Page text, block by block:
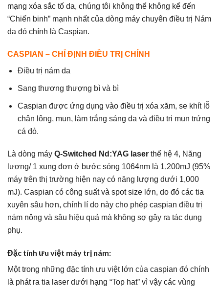
mạng xóa sắc tố da, chúng tôi không thể không kể đến
“Chiến binh” mạnh nhất của dòng máy chuyên điều trị Nám
da đó chính là Caspian.
CASPIAN – CHỈ ĐỊNH ĐIỀU TRỊ CHÍNH
Điều trị nám da
Sang thương thượng bì và bì
Caspian được ứng dụng vào điều trị xóa xăm, se khít lỗ
chân lông, mụn, làm trắng sáng da và điều trị mụn trứng
cá đỏ.
Là dòng máy Q-Switched Nd:YAG laser thế hệ 4, Năng
lượng/ 1 xung đơn ở bước sóng 1064nm là 1,200mJ (95%
máy trên thị trường hiện nay có năng lượng dưới 1,000
mJ). Caspian có công suất và spot size lớn, do đó các tia
xuyên sâu hơn, chính lí do này cho phép caspian điều trị
nám nông và sâu hiệu quả mà không sợ gây ra tác dụng
phụ.
Đặc tính ưu việt máy trị nám:
Một trong những đặc tính ưu việt lớn của caspian đó chính
là phát ra tia laser dưới hạng “Top hat” vì vậy các vùng